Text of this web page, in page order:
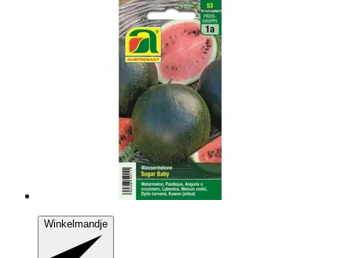
Winkelmandje